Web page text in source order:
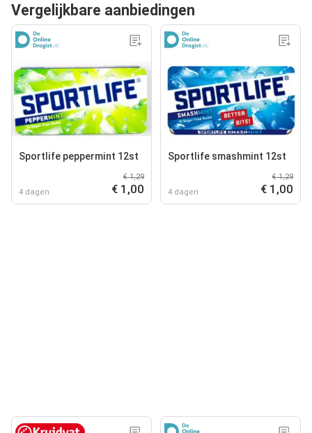
Vergelijkbare aanbiedingen
Sportlife peppermint 12st
4 dagen
€ 1,29
€ 1,00
Sportlife smashmint 12st
4 dagen
€ 1,29
€ 1,00